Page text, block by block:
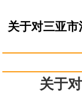
关于对三亚
关于